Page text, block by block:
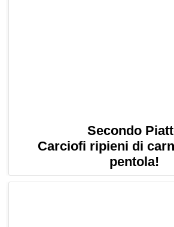
Secondo
Carciofi ripieni di
pentola!